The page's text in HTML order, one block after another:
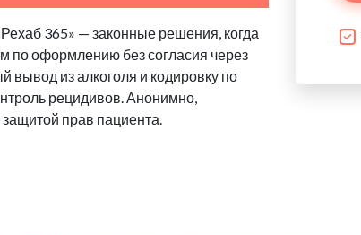
365» — законные решения, когда
по оформлению без согласия через
вывод из алкоголя и кодировку по
рецидивов. Анонимно,
прав пациента.